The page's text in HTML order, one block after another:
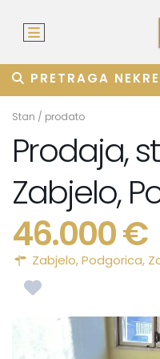
PRETRAGA
Stan / prodato
Prodaja,
Zabjelo,
46.000 €
Zabjelo,Podgorica,